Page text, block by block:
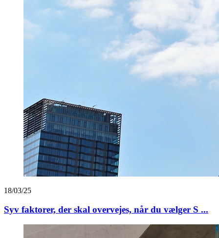
18/03/25
Syv faktorer, der skal overvejes, når du vælger S ...